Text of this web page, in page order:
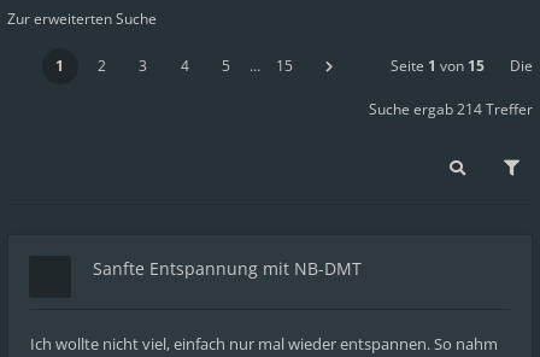
Zur erweiterten Suche
1 2 3 4 5 … 15 Seite 1 von 15 Die
Suche ergab 214 Treffer
Sanfte Entspannung mit NB-DMT
Ich wollte nicht viel, einfach nur mal wieder entspannen. So nahm